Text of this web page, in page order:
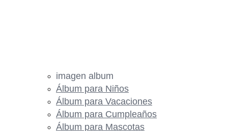
imagen album
Álbum para Niños
Álbum para Vacaciones
Álbum para Cumpleaños
Álbum para Mascotas